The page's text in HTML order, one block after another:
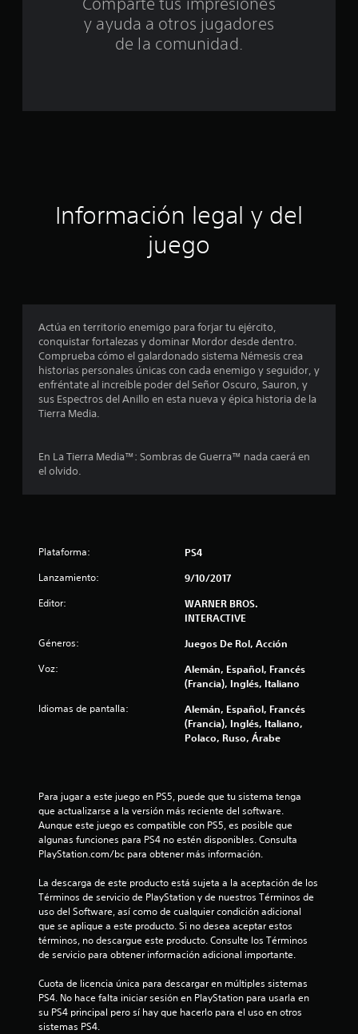
i
o
e
s
t
e
4
0
0
a
i
f
i
c
a
y ayuda a otros jugadores
de la comunidad.
Información legal y del
juego
Actúa en territorio enemigo para forjar tu ejército,
conquistar fortalezas y dominar Mordor desde dentro.
Comprueba cómo el galardonado sistema Némesis crea
historias personales únicas con cada enemigo y seguidor, y
enfréntate al increíble poder del Señor Oscuro, Sauron, y
sus Espectros del Anillo en esta nueva y épica historia de la
Tierra Media.
En La Tierra Media™: Sombras de Guerra™ nada caerá en
el olvido.
Plataforma: PS4
Lanzamiento: 9/10/2017
Editor:
WARNER BROS.
INTERACTIVE
Géneros: Juegos De Rol, Acción
Voz:
Alemán, Español, Francés
(Francia), Inglés, Italiano
Idiomas de pantalla:
Alemán, Español, Francés
(Francia), Inglés, Italiano,
Polaco, Ruso, Árabe
Para jugar a este juego en PS5, puede que tu sistema tenga
que actualizarse a la versión más reciente del software.
Aunque este juego es compatible con PS5, es posible que
algunas funciones para PS4 no estén disponibles. Consulta
PlayStation.com/bc para obtener más información.
La descarga de este producto está sujeta a la aceptación de los
Términos de servicio de PlayStation y de nuestros Términos de
uso del Software, así como de cualquier condición adicional
que se aplique a este producto. Si no desea aceptar estos
términos, no descargue este producto. Consulte los Términos
de servicio para obtener información adicional importante.
Cuota de licencia única para descargar en múltiples sistemas
PS4. No hace falta iniciar sesión en PlayStation para usarla en
su PS4 principal pero sí hay que hacerlo para el uso en otros
sistemas PS4.